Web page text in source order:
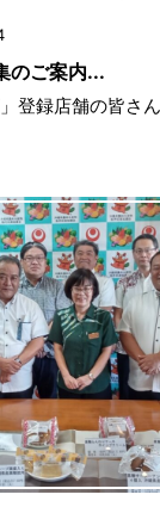
のご案内...
登録店舗の皆さ